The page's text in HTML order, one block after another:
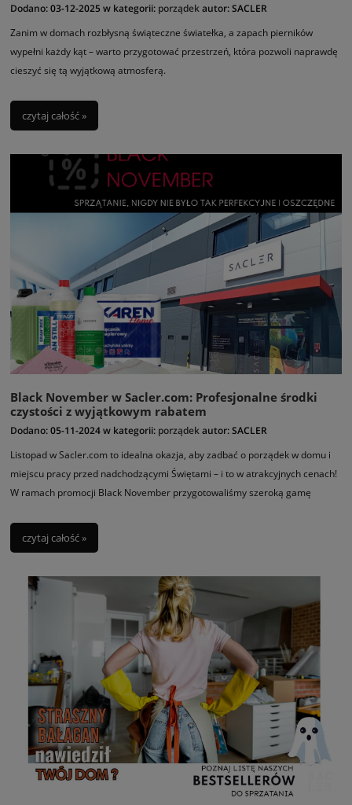
Dodano:03-12-2025 w kategorii: porządekautor:SACLER
Zanim w domach rozbłysną świąteczne światełka, a zapach pierników
wypełni każdy kąt – warto przygotować przestrzeń, która pozwoli naprawdę
cieszyć się tą wyjątkową atmosferą.
czytaj całość »
Black November w Sacler.com: Profesjonalne środki
czystości z wyjątkowym rabatem
Dodano:05-11-2024w kategorii: porządekautor:SACLER
Listopad w Sacler.com to idealna okazja, aby zadbać o porządek w domu i
miejscu pracy przed nadchodzącymi Świętami – i to w atrakcyjnych cenach!
W ramach promocji Black November przygotowaliśmy szeroką gamę
pozwolą Ci cieszyć się nieskazitelną czystością na dłużej, jednocześnie
ułatwiając codzienne czynności sprzątające.
czytaj całość »